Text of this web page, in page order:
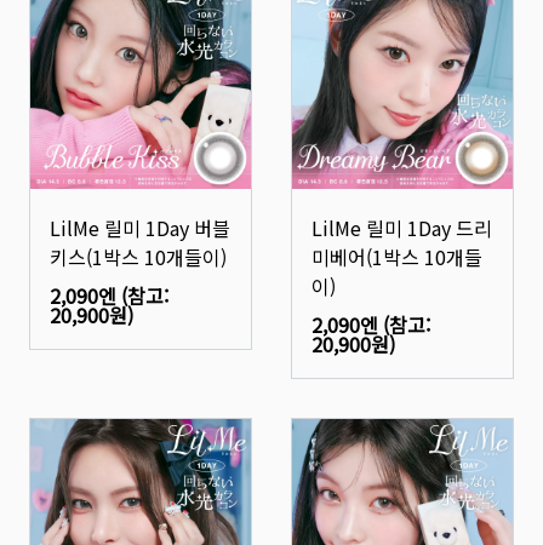
LilMe 릴미 1Day 버블
키스(1박스 10개들이)
2,090엔 (참고:
20,900원)
LilMe 릴미 1Day 드리
미베어(1박스 10개들
이)
2,090엔 (참고:
20,900원)